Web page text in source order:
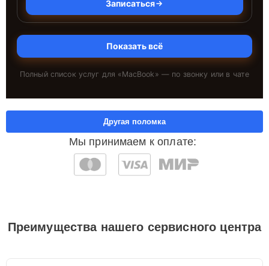
Записаться
Показать всё
Полный список услуг для «MacBook » — по звонку или в чате
Мы принимаем к оплате:
Другая поломка
Преимущества нашего сервисного центра